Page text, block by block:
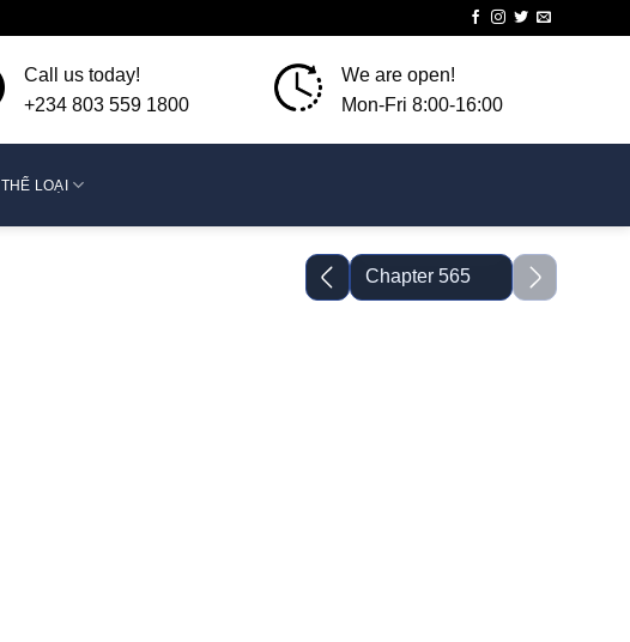
Call us today!
+234 803 559 1800
We are open!
Mon-Fri 8:00-16:00
THỂ LOẠI